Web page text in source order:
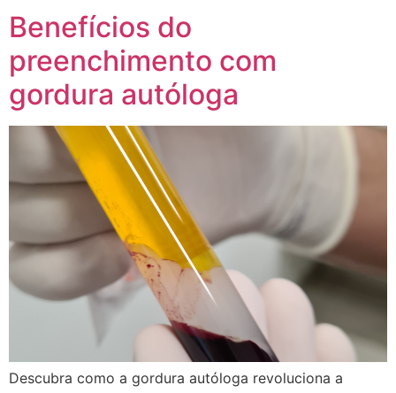
Benefícios do
preenchimento com
gordura autóloga
Descubra como a gordura autóloga revoluciona a